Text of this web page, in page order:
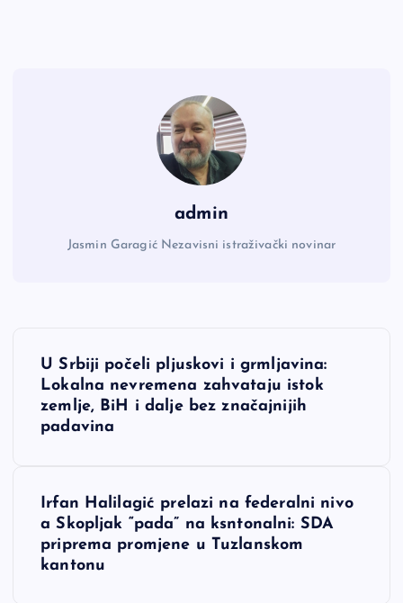
admin
Jasmin Garagić Nezavisni istraživački novinar
NU Srbiji počeli pljuskovi i grmljavina:
Lokalna nevremena zahvataju istok
zemlje, BiH i dalje bez značajnijih
padavina
Irfan Halilagić prelazi na federalni nivo
a Skopljak “pada” na ksntonalni: SDA
priprema promjene u Tuzlanskom
kantonu